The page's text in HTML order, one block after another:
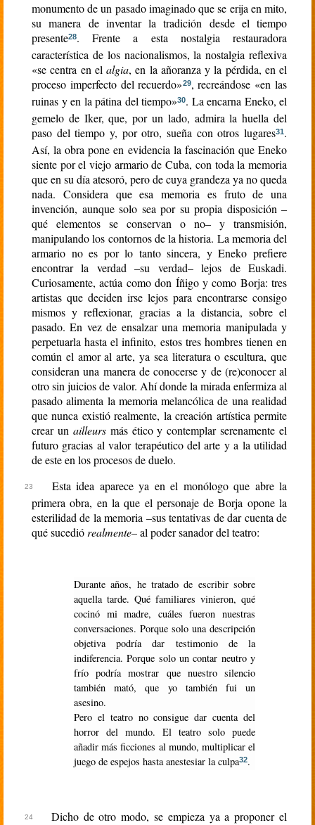
monumento de un pasado imaginado que se erija en mito,
su manera de inventar la tradición desde el tiempo
presente28. Frente a esta nostalgia restauradora
característica de los nacionalismos, la nostalgia reflexiva
«se centra en el algia, en la añoranza y la pérdida, en el
proceso imperfecto del recuerdo»29, recreándose «en las
ruinas y en la pátina del tiempo»30. La encarna Eneko, el
gemelo de Iker, que, por un lado, admira la huella del
paso del tiempo y, por otro, sueña con otros lugares31.
Así, la obra pone en evidencia la fascinación que Eneko
siente por el viejo armario de Cuba, con toda la memoria
que en su día atesoró, pero de cuya grandeza ya no queda
nada. Considera que esa memoria es fruto de una
invención, aunque solo sea por su propia disposición –
qué elementos se conservan o no– y transmisión,
manipulando los contornos de la historia. La memoria del
armario no es por lo tanto sincera, y Eneko prefiere
encontrar la verdad –su verdad– lejos de Euskadi.
Curiosamente, actúa como don Íñigo y como Borja: tres
artistas que deciden irse lejos para encontrarse consigo
mismos y reflexionar, gracias a la distancia, sobre el
pasado. En vez de ensalzar una memoria manipulada y
perpetuarla hasta el infinito, estos tres hombres tienen en
común el amor al arte, ya sea literatura o escultura, que
consideran una manera de conocerse y de (re)conocer al
otro sin juicios de valor. Ahí donde la mirada enfermiza al
pasado alimenta la memoria melancólica de una realidad
que nunca existió realmente, la creación artística permite
crear un ailleurs más ético y contemplar serenamente el
futuro gracias al valor terapéutico del arte y a la utilidad
de este en los procesos de duelo.
Esta idea aparece ya en el monólogo que abre la
primera obra, en la que el personaje de Borja opone la
esterilidad de la memoria –sus tentativas de dar cuenta de
qué sucediórealmente– al poder sanador del teatro:
Durante años, he tratado de escribir sobre
aquella tarde. Qué familiares vinieron, qué
cocinó mi madre, cuáles fueron nuestras
conversaciones. Porque solo una descripción
objetiva podría dar testimonio de la
indiferencia. Porque solo un contar neutro y
frío podría mostrar que nuestro silencio
también mató, que yo también fui un
asesino.
Pero el teatro no consigue dar cuenta del
horror del mundo. El teatro solo puede
añadir más ficciones al mundo, multiplicar el
juego de espejos hasta anestesiar la culpa32.
Dicho de otro modo, se empieza ya a proponer el